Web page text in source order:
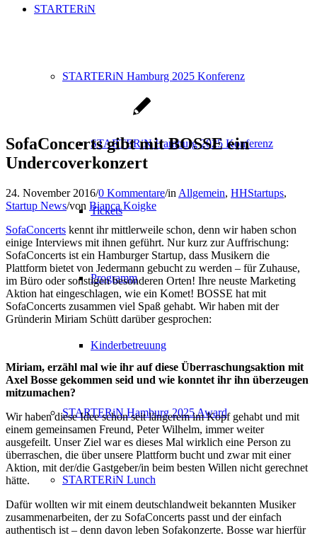
STARTERiN
STARTERiN Hamburg 2025 Konferenz
STARTERiN Hamburg 2025 Konferenz
Tickets
Programm
Kinderbetreuung
STARTERiN Hamburg 2025 Award
STARTERiN Lunch
SofaConcerts gibt mit BOSSE ein
Undercoverkonzert
24. November 2016/0 Kommentare/in Allgemein, HHStartups,
Startup News/von Bianca Koigke
SofaConcerts kennt ihr mittlerweile schon, denn wir haben schon
einige Interviews mit ihnen geführt. Nur kurz zur Auffrischung:
SofaConcerts ist ein Hamburger Startup, dass Musikern die
Plattform bietet von Jedermann gebucht zu werden – für Zuhause,
im Büro oder sonstigen besonderen Orten! Ihre neuste Marketing
Aktion hat eingeschlagen, wie ein Komet! BOSSE hat mit
SofaConcerts zusammen viel Spaß gehabt. Wir haben mit der
Gründerin Miriam Schütt darüber gesprochen:
Miriam, erzähl mal wie ihr auf diese Überraschungsaktion mit
Axel Bosse gekommen seid und wie konntet ihr ihn überzeugen
mitzumachen?
Wir haben diese Idee schon seit längerem im Kopf gehabt und mit
einem gemeinsamen Freund, Peter Wilhelm, immer weiter
ausgefeilt. Unser Ziel war es dieses Mal wirklich eine Person zu
überraschen, die über unsere Plattform bucht und zwar mit einer
Aktion, mit der/die Gastgeber/in beim besten Willen nicht gerechnet
hätte.
Dafür wollten wir mit einem deutschlandweit bekannten Musiker
zusammenarbeiten, der zu SofaConcerts passt und der einfach
authentisch ist – denn davon leben Sofakonzerte. Bosse war hierfür